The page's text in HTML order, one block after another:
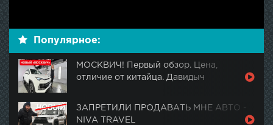
Популярное:
МОСКВИЧ! Первый обзор. Цена,
отличие от китайца. Давидыч
ЗАПРЕТИЛИ ПРОДАВАТЬ МНЕ АВТО -
NIVA TRAVEL